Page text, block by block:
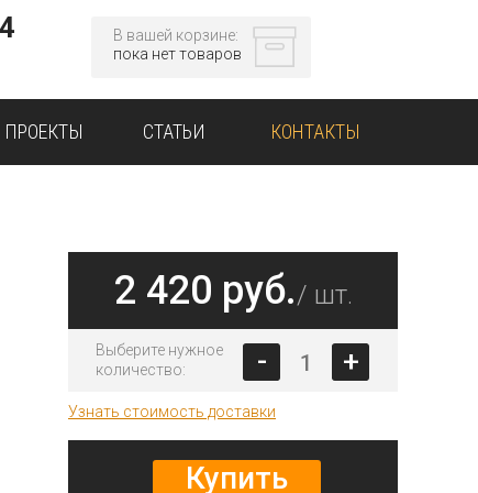
В вашей корзине:
пока нет товаров
ПРОЕКТЫ СТАТЬИ КОНТАКТЫ
2 420 руб./ шт.
Выберите нужное
количество:
- +
Узнать стоимость доставки
Купить